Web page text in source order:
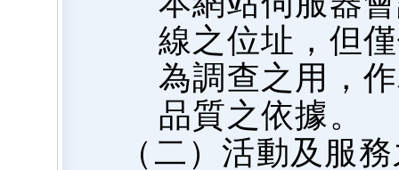
線之位址，但
為調查之用，
品質之依據。
（二）活動及服